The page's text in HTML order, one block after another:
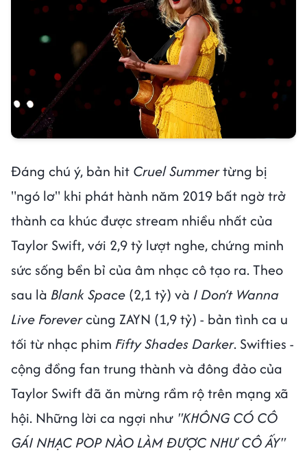
Đáng chú ý, bản hit Cruel Summertừng bị
"ngó lơ" khi phát hành năm 2019 bất ngờ trở
thành ca khúc được stream nhiều nhất của
Taylor Swift, với 2,9 tỷ lượt nghe, chứng minh
sức sống bền bỉ của âm nhạc cô tạo ra. Theo
sau là Blank Space (2,1 tỷ) và I Don’t Wanna
Live Forevercùng ZAYN (1,9 tỷ) - bản tình ca u
tối từ nhạc phim Fifty Shades Darker. Swifties -
cộng đồng fan trung thành và đông đảo của
Taylor Swift đã ăn mừng rầm rộ trên mạng xã
hội. Những lời ca ngợi như "KHÔNG CÓ CÔ
GÁI NHẠC POP NÀO LÀM ĐƯỢC NHƯ CÔ ẤY"